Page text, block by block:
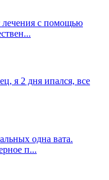
лечения с помощью
я 2 дня ипался, все
одна вата.
п...